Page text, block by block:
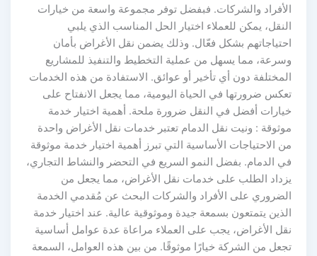
الأفراد والشركات. فبفضل توفر مجموعة واسعة من خيارات
النقل، يمكن للعملاء اختيار الحل المناسب الذي يلبي
احتياجاتهم بشكل فعّال. وذلك يضمن نقل الأغراض بأمان
وسرعة، مما يسهل من عملية التخطيط والتنفيذ للمشاريع
المختلفة دون أي تأخير أو عوائق. الاستفادة من هذه الخدمات
تعكس ضرورتها في الحياة اليومية، مما يجعل الانفتاح على
خيارات أفضل في النقل ضرورة ملحة. أهمية اختيار خدمة
موثوقة : ونيت نقل الدمام تعتبر خدمات نقل الأغراض واحدة
من الاحتياجات الأساسية التي تبرز أهمية اختيار خدمة موثوقة
في الدمام. بفضل النمو السريع في التحضر والنشاط التجاري،
يزداد الطلب على خدمات نقل الأغراض، مما يجعل من
الضروري على الأفراد والشركات البحث عن مُقدمي الخدمة
الذين يتمتعون بسمعة جيدة وموثوقية عالية. عند اختيار خدمة
نقل الأغراض، يجب على العملاء مراعاة عدة عوامل أساسية
تجعل من الشركة خيارًا موثوقًا. من بين هذه العوامل، السمعة